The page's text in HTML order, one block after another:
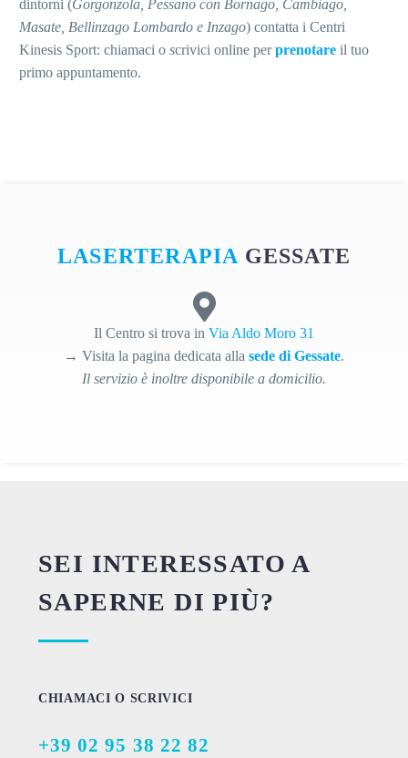
dintorni (Gorgonzola, Pessano con Bornago, Cambiago,
Masate, Bellinzago Lombardo e Inzago) contatta i Centri
Kinesis Sport: chiamaci o scrivici online perprenotare il tuo
primo appuntamento.
LASERTERAPIAGESSATE
Il Centro si trova in Via Aldo Moro 31
→ Visita la pagina dedicata alla sede di Gessate.
Il servizio è inoltre disponibile a domicilio.
SEI INTERESSATO A
SAPERNE DI PIÙ?
CHIAMACI O SCRIVICI
+39 02 95 38 22 82